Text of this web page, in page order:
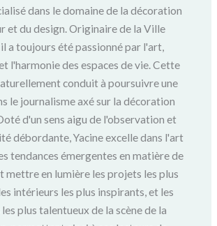
dans le domaine de la décoration
et du design. Originaire de la Ville
a toujours été passionné par l'art,
l'harmonie des espaces de vie. Cette
conduit à poursuivre une
le journalisme axé sur la décoration
d'un sens aigu de l'observation et
débordante, Yacine excelle dans l'art
tendances émergentes en matière de
mettre en lumière les projets les plus
intérieurs les plus inspirants, et les
plus talentueux de la scène de la